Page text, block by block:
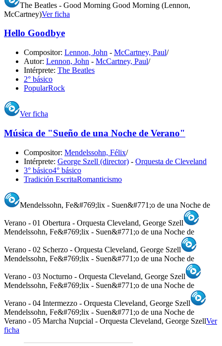
The Beatles - Good Morning Good Morning (Lennon,
McCartney)Ver ficha
Hello Goodbye
Compositor: Lennon, John - McCartney, Paul/
Autor: Lennon, John - McCartney, Paul/
Intérprete: The Beatles
2° básico
PopularRock
Ver ficha
Música de "Sueño de una Noche de Verano"
Compositor: Mendelssohn, Félix/
Intérprete: George Szell (director) - Orquesta de Cleveland
3° básico4° básico
Tradición EscritaRomanticismo
Mendelssohn, Fe&#769;lix - Suen&#771;o de una Noche de
Verano - 01 Obertura - Orquesta Cleveland, George Szell
Mendelssohn, Fe&#769;lix - Suen&#771;o de una Noche de
Verano - 02 Scherzo - Orquesta Cleveland, George Szell
Mendelssohn, Fe&#769;lix - Suen&#771;o de una Noche de
Verano - 03 Nocturno - Orquesta Cleveland, George Szell
Mendelssohn, Fe&#769;lix - Suen&#771;o de una Noche de
Verano - 04 Intermezzo - Orquesta Cleveland, George Szell
Mendelssohn, Fe&#769;lix - Suen&#771;o de una Noche de
Verano - 05 Marcha Nupcial - Orquesta Cleveland, George SzellVer
ficha